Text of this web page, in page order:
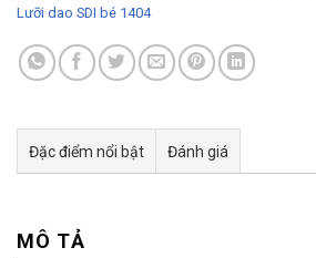
Lưỡi dao SDI bé 1404
Đặc điểm nổi bật Đánh giá
MÔ TẢ